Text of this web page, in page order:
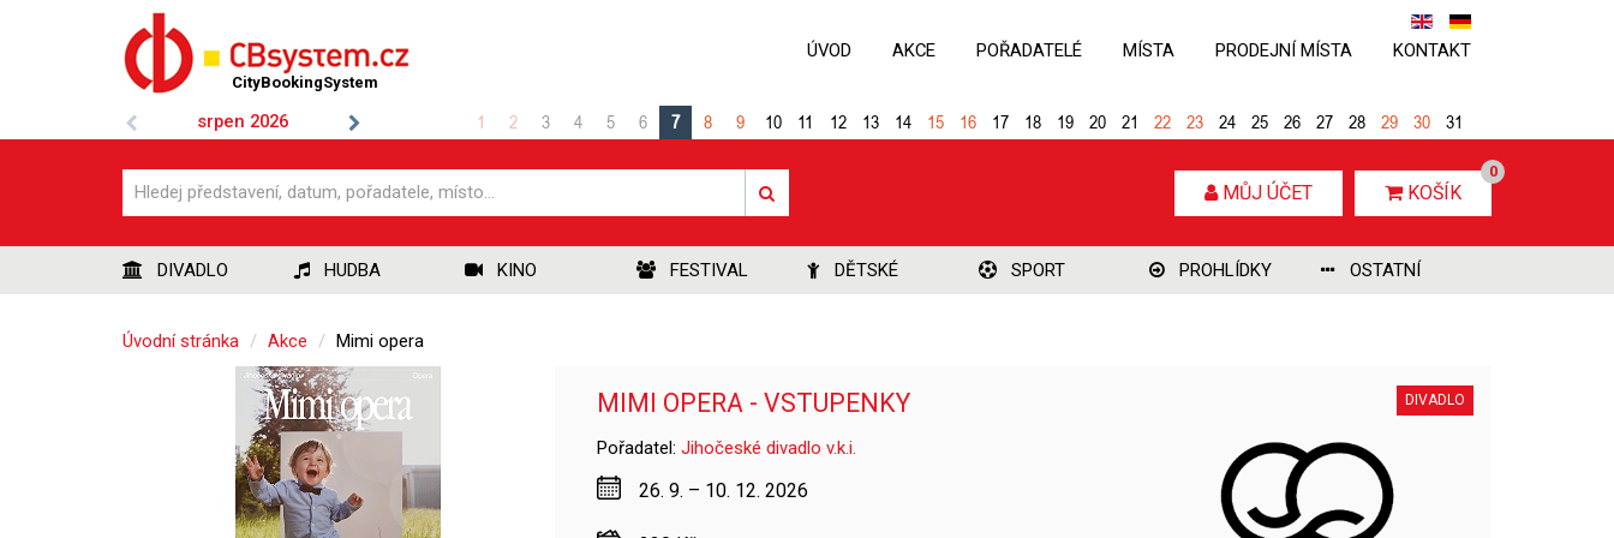
CityBookingSystem
ÚVOD AKCE POŘADATELÉ MÍSTA PRODEJNÍ MÍSTA KONTAKT
MŮJ ÚČET KOŠÍK
0
srpen 2026 1 2 3 4 5 6 7 8 9 10 11 12 13 14 15 16 17 18 19 20 21 22 23 24 25 26 27 28 29 30 31
DIVADLO HUDBA KINO FESTIVAL DĚTSKÉ SPORT PROHLÍDKY OSTATNÍ
Úvodní stránka Akce Mimi opera
MIMI OPERA - VSTUPENKY
Pořadatel: Jihočeské divadlo v.k.i.
26. 9. – 10. 12. 2026
DIVADLO